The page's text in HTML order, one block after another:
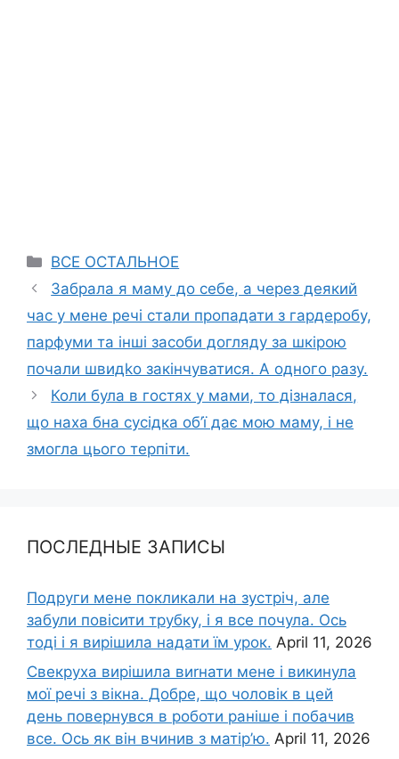
Categories
ВСЕ ОСТАЛЬНОЕ
Забрала я маму до себе, а через деякий
час у мене речі стали пропадати з гардеробу,
парфуми та інші засоби догляду за шкірою
почали швидkо закінчуватися. А одного разу.
Коли була в гостях у мами, то дізналася,
що наха бна сусідка об’ї дає мою маму, і не
змогла цього терпіти.
ПОСЛЕДНЫЕ ЗАПИСЫ
Подруги мене покликали на зустріч, але
забули повісити трубку, і я все почула. Ось
тоді і я вирішила надати їм урок. April 11, 2026
Свекруха вирішила виrнати мене і викинула
мої речі з вікна. Добре, що чоловік в цей
день повернувся в роботи раніше і побачив
все. Ось як він вчинив з матір’ю. April 11, 2026